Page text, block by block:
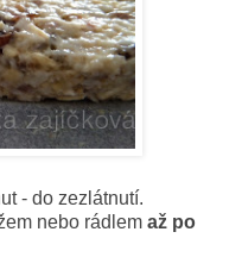
- do zezlátnutí.
nebo rádlem až po